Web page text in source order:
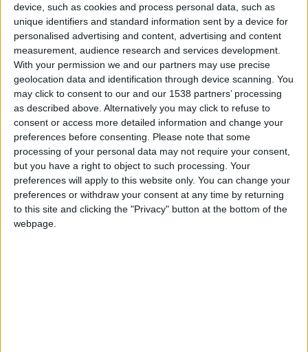
device, such as cookies and process personal data, such as
unique identifiers and standard information sent by a device for
personalised advertising and content, advertising and content
measurement, audience research and services development.
With your permission we and our partners may use precise
geolocation data and identification through device scanning. You
may click to consent to our and our 1538 partners’ processing
as described above. Alternatively you may click to refuse to
consent or access more detailed information and change your
preferences before consenting.
Please note that some
processing of your personal data may not require your consent,
but you have a right to object to such processing. Your
preferences will apply to this website only. You can change your
preferences or withdraw your consent at any time by returning
to this site and clicking the "Privacy" button at the bottom of the
webpage.
Si les résultats se sont sensiblement améliorés depuis
quelques semaines pour l’AS Monaco, on ne peut pas en dire
autant des blessures. L’ASM devrait récupérer trois joueurs
(Dier, Hradecky et Cabral) la semaine prochaine, mais elle
vient d’en perdre deux autres après ce match contre le PSG.
Touché à l’ischio-jambier gauche, Vanderson a cédé sa place
au bout de 13 minutes à peine, alors que Caio Henrique,
souffrant de la cuisse droite, a quitté le terrain à la 54
de jeu. Deux blessures amèrement regrettées par Sébastien
Pocognoli en conférence de presse.
« On a encore deux blessures musculaires , a soufflé le Belge.
C’est malheureux, surtout à des positions cruciales de notre